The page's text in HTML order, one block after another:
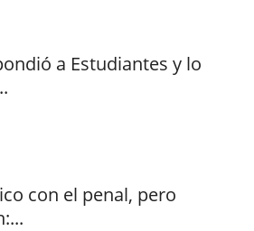
a Estudiantes y lo
con el penal, pero